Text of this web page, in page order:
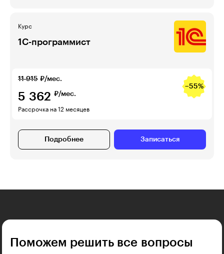
Курс
1С-программист
11 915 ₽/мес.
−55%
5 362 ₽/мес.
Рассрочка на 12 месяцев
Подробнее Записаться
Поможем решить все вопросы